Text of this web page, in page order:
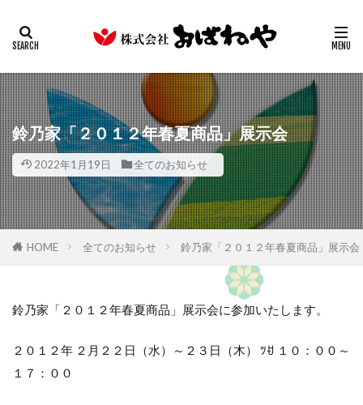
鈴乃家「２０１２年春夏商品」展示会
2022年1月19日 全てのお知らせ
HOME 全てのお知らせ 鈴乃家「２０１２年春夏商品」展示会
鈴乃家「２０１２年春夏商品」展示会に参加いたします。
２０１２年 ２月２２日（水）～２３日（木） ﾂꀀ １０：００～
１７：００
カテゴリー
検索